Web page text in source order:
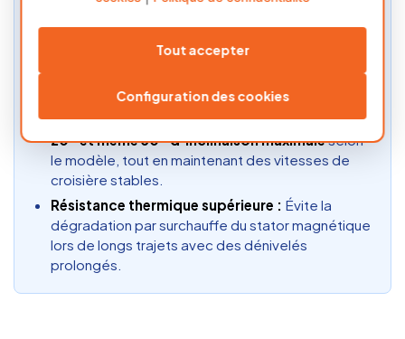
jusqu’à 120 kg de poids total
sans perte de force linéaire ni chute du
Angle de montée moyen exceptionnel :
Surmonte des pentes continues allantjusqu’à
20° et même 30° d’inclinaison maximaleselon
le modèle, tout en maintenant des vitesses de
croisière stables.
Résistance thermique supérieure : Évite la
dégradation par surchauffe du stator magnétique
lors de longs trajets avec des dénivelés
prolongés.
Tout accepter
Configuration des cookies